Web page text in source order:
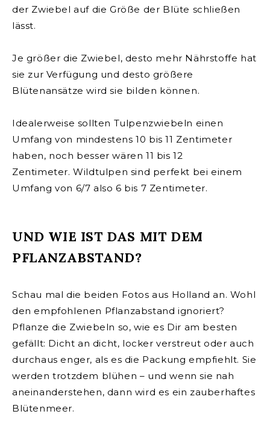
der Zwiebel auf die Größe der Blüte schließen
lässt.
Je größer die Zwiebel, desto mehr Nährstoffe hat
sie zur Verfügung und desto größere
Blütenansätze wird sie bilden können.
Idealerweise sollten Tulpenzwiebeln einen
Umfang von mindestens 10 bis 11 Zentimeter
haben, noch besser wären 11 bis 12
Zentimeter.Wildtulpen sind perfekt bei einem
Umfang von 6/7 also 6 bis 7 Zentimeter.
UND WIE IST DAS MIT DEM
PFLANZABSTAND?
Schau mal die beiden Fotos aus Holland an. Wohl
den empfohlenen Pflanzabstand ignoriert?
Pflanze die Zwiebeln so, wie es Dir am besten
gefällt: Dicht an dicht, locker verstreut oder auch
durchaus enger, als es die Packung empfiehlt. Sie
werden trotzdem blühen – und wenn sie nah
aneinanderstehen, dann wird es ein zauberhaftes
Blütenmeer.